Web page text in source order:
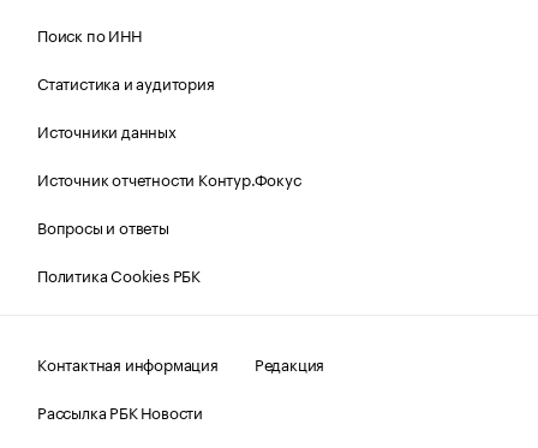
Поиск по ИНН
Статистика и аудитория
Источники данных
Источник отчетности Контур.Фокус
Вопросы и ответы
Политика Cookies РБК
Контактная информация
Редакция
Рассылка РБК Новости